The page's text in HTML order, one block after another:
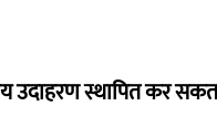
उदाहरण स्थापित कर सकता